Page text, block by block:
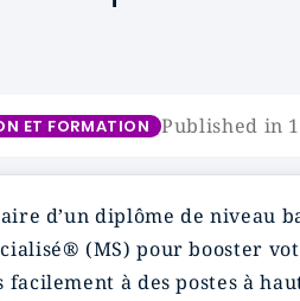
ET FORMATION Published in
d’un diplôme de niveau
(MS) pour booster
facilement à des postes à